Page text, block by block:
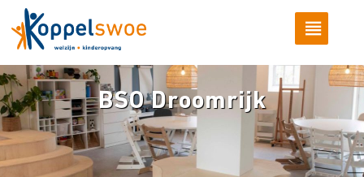
BSO Droomrijk